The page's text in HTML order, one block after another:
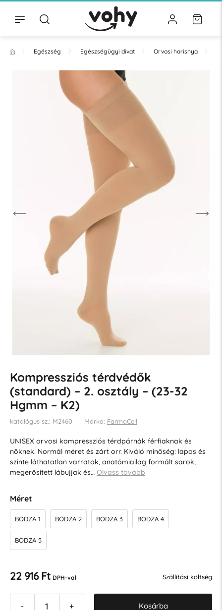
Egészség Egészségügyi divat Orvosi harisnya
Kompressziós térdvédők
(standard) – 2. osztály – (23-32
Hgmm – K2)
katalógus sz.: M2460 Márka: FarmaCell
UNISEX orvosi kompressziós térdpárnák férfiaknak és
nőknek. Normál méret és zárt orr. Kiváló minőség: lapos és
szinte láthatatlan varratok, anatómiailag formált sarok,
megerősített lábujjak és… Olvass tovább
Méret
BODZA 1 BODZA 2 BODZA 3 BODZA 4
BODZA 5
22 916 Ft DPH-val Szállítási költség
- + Kosárba